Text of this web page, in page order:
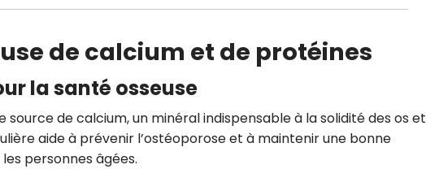
de calcium et de protéines
la santé osseuse
de calcium, un minéral indispensable à la solidité des os et
aide à prévenir l’ostéoporose et à maintenir une bonne
personnes âgées.